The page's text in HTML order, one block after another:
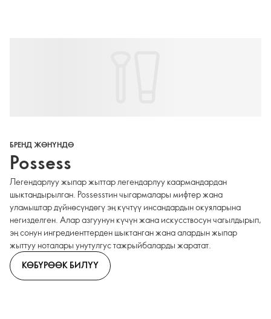
БРЕНД ЖӨНҮНДӨ
Possess
Легендарлуу жыпар жыттар легендарлуу каармандардан
шыктандырылган. Possessтин чыгармалары мифтер жана
уламыштар дүйнөсүндөгү эң күчтүү инсандардын окуяларына
негизделген. Алар азгуунун күчүн жана искусствосун чагылдырып,
эң сонун ингредиенттерден шыктанган жана алардын жыпар
жыттуу ноталары унутулгус тажрыйбаларды жаратат.
КӨБҮРӨӨК БИЛҮҮ